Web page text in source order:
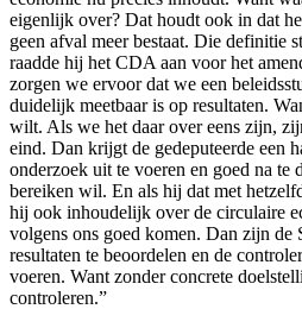
eigenlijk over? Dat houdt ook in dat
geen afval meer bestaat. Die definitie
raadde hij het CDA aan voor het
zorgen we ervoor dat we een
duidelijk meetbaar is op resultaten.
wilt. Als we het daar over eens zijn,
eind. Dan krijgt de gedeputeerde een
onderzoek uit te voeren en goed na te
bereiken wil. En als hij dat met
hij ook inhoudelijk over de circulaire
volgens ons goed komen. Dan zijn de
resultaten te beoordelen en de
voeren. Want zonder concrete
controleren.”